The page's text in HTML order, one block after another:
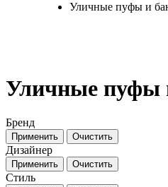
Уличные пуфы и
Уличные пуфы
Бренд
Дизайнер
Стиль